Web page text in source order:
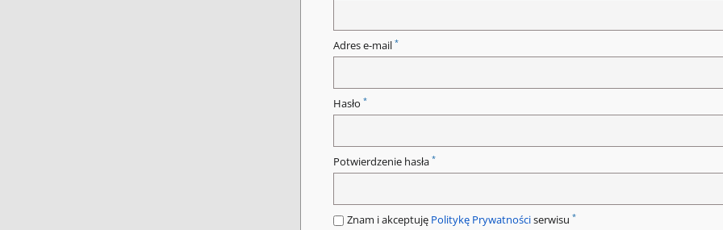
Adres e-mail *
Hasło *
Potwierdzenie hasła *
Znam i akceptuję Politykę Prywatnościserwisu *